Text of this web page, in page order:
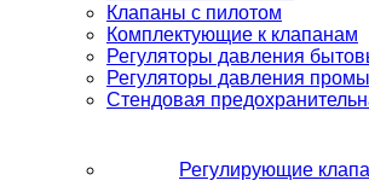
Клапаны с пилотом
Комплектующие к клапанам
Регуляторы давления
Регуляторы давления
Стендовая
Регулирующие